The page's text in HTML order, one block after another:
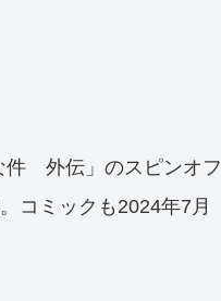
件 外伝」のスピンオフ
コミックも2024年7月